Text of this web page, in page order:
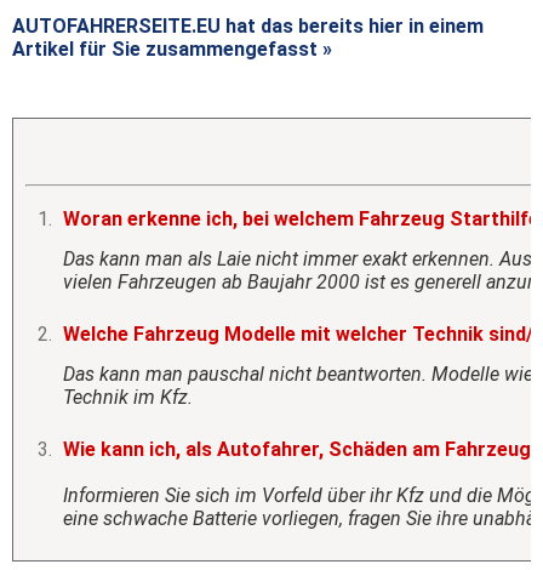
AUTOFAHRERSEITE.EU hat das bereits hier in einem
Artikel für Sie zusammengefasst »
Woran erkenne ich, bei welchem Fahrzeug
Das kann man als Laie nicht immer exakt erkennen.
vielen Fahrzeugen ab Baujahr 2000 ist es generell
Welche Fahrzeug Modelle mit welcher Technik
Das kann man pauschal nicht beantworten. Modelle
Technik im Kfz.
Wie kann ich, als Autofahrer, Schäden am Fahrzeug
Informieren Sie sich im Vorfeld über ihr Kfz und die
eine schwache Batterie vorliegen, fragen Sie ihre